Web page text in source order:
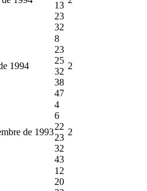
13
23
32
1994
8
23
25
32
38
47
2
de 1993
4
6
22
23
32
43
2
12
20